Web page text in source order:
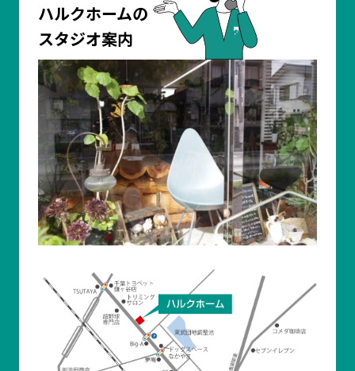
ハルクホームの
スタジオ案内